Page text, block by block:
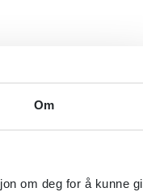
Om
om deg for å kunne gi